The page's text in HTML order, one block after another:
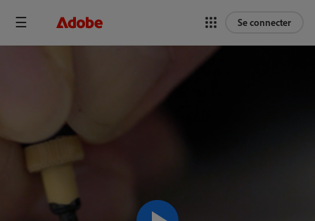
Se connecter